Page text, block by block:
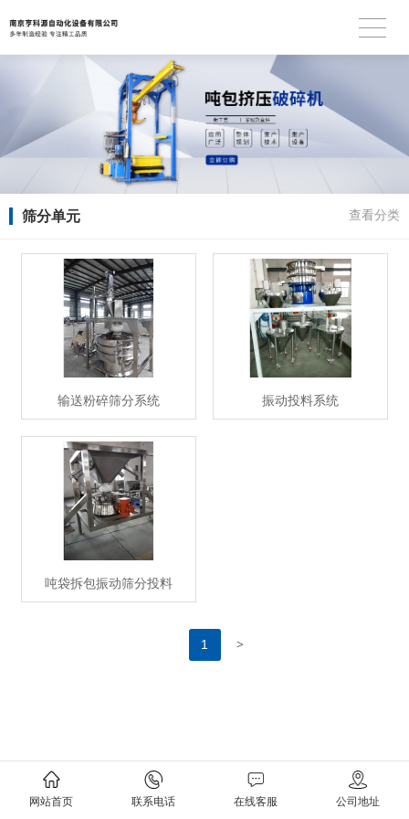
筛分单元 查看分类
输送粉碎筛分系统 振动投料系统
吨袋拆包振动筛分投料
1 >
网站首页 联系电话 在线客服 公司地址